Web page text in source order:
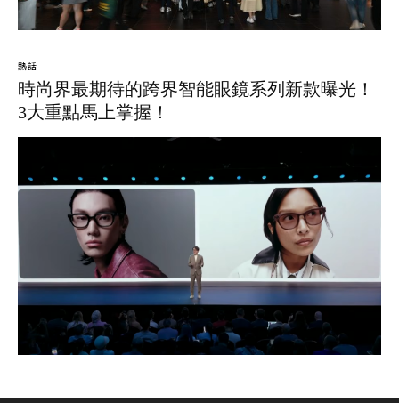
熱話
時尚界最期待的跨界智能眼鏡系列新款曝光！
3大重點馬上掌握！